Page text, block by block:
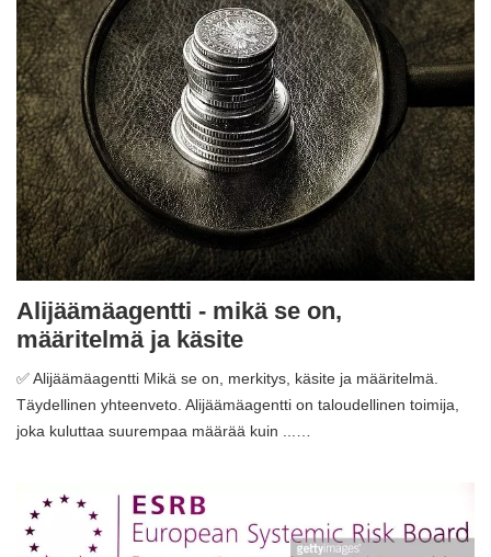
Alijäämäagentti - mikä se on,
määritelmä ja käsite
✅ Alijäämäagentti Mikä se on, merkitys, käsite ja määritelmä.
Täydellinen yhteenveto. Alijäämäagentti on taloudellinen toimija,
joka kuluttaa suurempaa määrää kuin ...…